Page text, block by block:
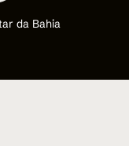
da Bahia